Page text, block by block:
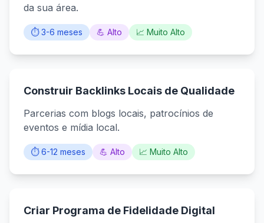
da sua área.
⏱️ 3-6 meses 💪 Alto 📈 Muito Alto
Construir Backlinks Locais de Qualidade
Parcerias com blogs locais, patrocínios de
eventos e mídia local.
⏱️ 6-12 meses 💪 Alto 📈 Muito Alto
Criar Programa de Fidelidade Digital